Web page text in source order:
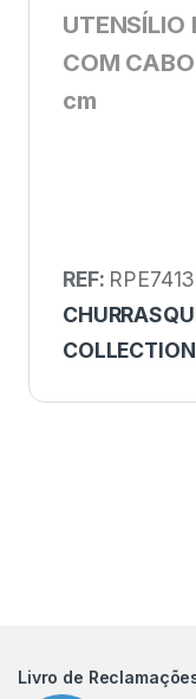
UTENSÍLIO
COM
cm
REF:
COLLECTION
Livro de